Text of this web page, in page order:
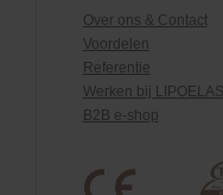
Over ons & Contact
Voordelen
Referentie
Werken bij
B2B e-shop